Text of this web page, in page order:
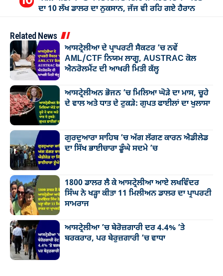
ਦਾ 10 ਲੱਖ ਡਾਲਰ ਦਾ ਨੁਕਸਾਨ, ਜੱਜ ਵੀ ਰਹਿ ਗਏ ਹੈਰਾਨ
Related News
ਆਸਟ੍ਰੇਲੀਆ ਦੇ ਪ੍ਰਾਪਰਟੀ ਸੈਕਟਰ ’ਚ ਨਵੇਂ
AML/CTF ਨਿਯਮ ਲਾਗੂ, AUSTRAC ਕੋਲ
ਐਨਰੋਲਮੈਂਟ ਦੀ ਆਖਰੀ ਮਿਤੀ ਕੱਲ੍ਹ
ਆਸਟ੍ਰੇਲੀਅਨ ਭੋਜਨ ’ਚ ਮਿਲਿਆ ਘੋੜੇ ਦਾ ਮਾਸ, ਚੂਹੇ
ਦੇ ਵਾਲ ਅਤੇ ਧਾਤ ਦੇ ਟੁਕੜੇ: ਗੁਪਤ ਫਾਈਲਾਂ ਦਾ ਖੁਲਾਸਾ
ਗੁਰਦੁਆਰਾ ਸਾਹਿਬ ’ਚ ਅੱਗ ਲੱਗਣ ਕਾਰਨ ਐਡੀਲੇਡ
ਦਾ ਸਿੱਖ ਭਾਈਚਾਰਾ ਡੂੰਘੇ ਸਦਮੇ ’ਚ
1800 ਡਾਲਰ ਲੈ ਕੇ ਆਸਟ੍ਰੇਲੀਆ ਆਏ ਲਖਵਿੰਦਰ
ਸਿੰਘ ਨੇ ਖੜ੍ਹਾ ਕੀਤਾ 11 ਮਿਲੀਅਨ ਡਾਲਰ ਦਾ ਪ੍ਰਾਪਰਟੀ
ਸਾਮਰਾਜ
ਆਸਟ੍ਰੇਲੀਆ ’ਚ ਬੇਰੋਜ਼ਗਾਰੀ ਦਰ 4.4% ’ਤੇ
ਬਰਕਰਾਰ, ਪਰ ਬੇਰੁਜ਼ਗਾਰੀ ’ਚ ਵਾਧਾ